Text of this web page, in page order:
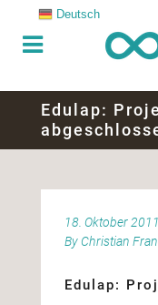
Edulap:
18. Oktober 2011
By Christian
Edulap:
Deutsch